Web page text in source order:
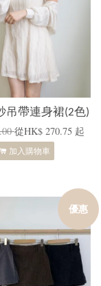
吊帶連身裙(2色)
從HK$ 270.75 起
加入購物車
優惠